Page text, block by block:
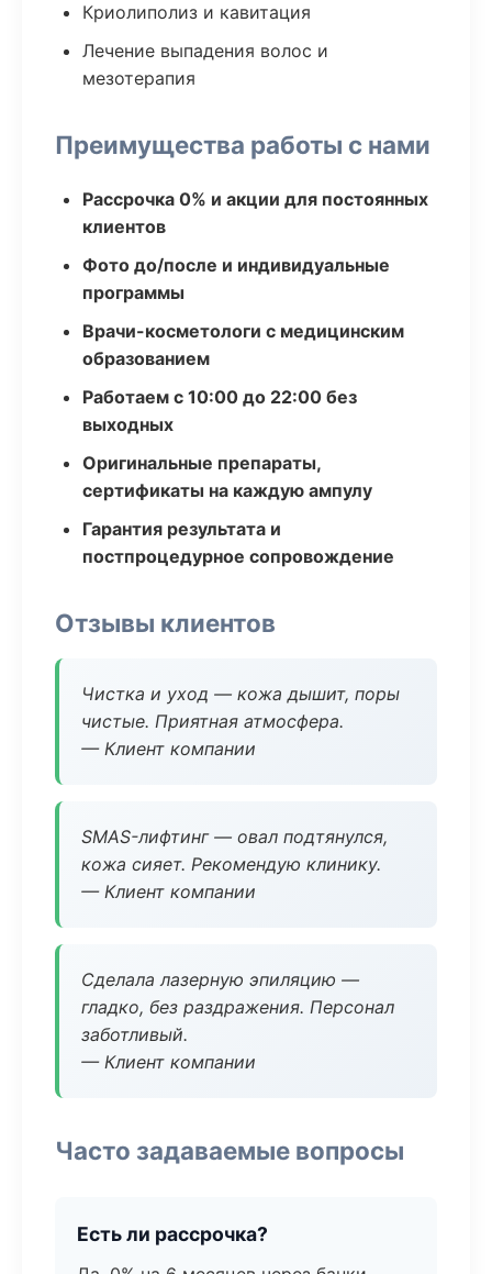
Криолиполиз и кавитация
Лечение выпадения волос и
мезотерапия
Преимущества работы с нами
Рассрочка 0% и акции для постоянных
клиентов
Фото до/после и индивидуальные
программы
Врачи-косметологи с медицинским
образованием
Работаем с 10:00 до 22:00 без
выходных
Оригинальные препараты,
сертификаты на каждую ампулу
Гарантия результата и
постпроцедурное сопровождение
Отзывы клиентов
Чистка и уход — кожа дышит, поры
чистые. Приятная атмосфера.
— Клиент компании
SMAS-лифтинг — овал подтянулся,
кожа сияет. Рекомендую клинику.
— Клиент компании
Сделала лазерную эпиляцию —
гладко, без раздражения. Персонал
заботливый.
— Клиент компании
Часто задаваемые вопросы
Есть ли рассрочка?